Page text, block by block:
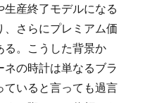
産終了モデルになる
、さらにプレミアム価
る。こうした背景か
の時計は単なるブラ
ていると言っても過言